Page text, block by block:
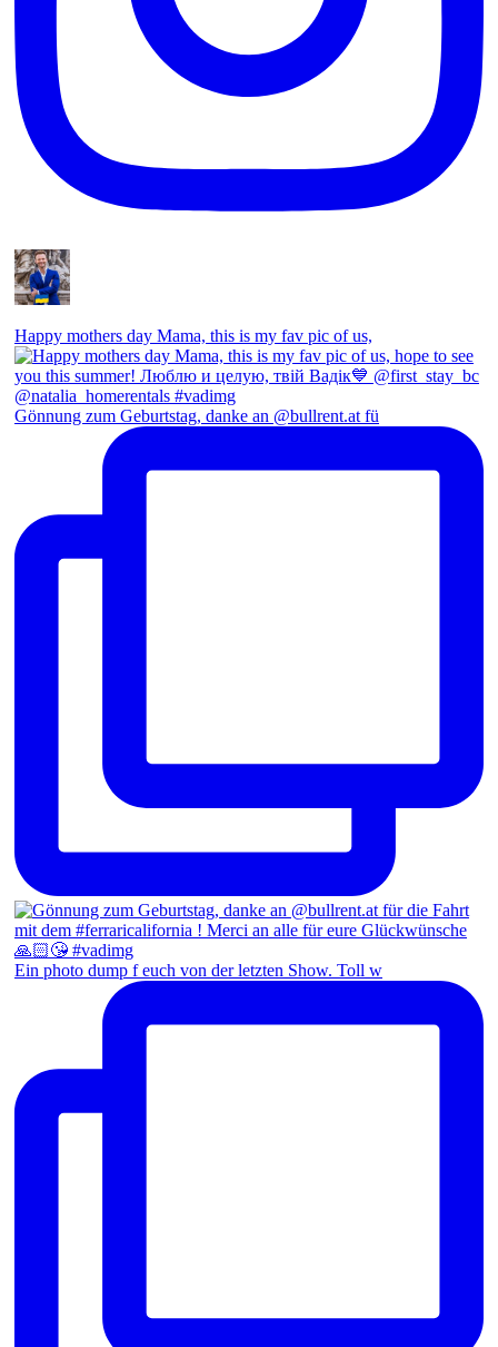
Happy mothers day Mama, this is my fav pic of us,
Gönnung zum Geburtstag, danke an @bullrent.at fü
Ein photo dump f euch von der letzten Show. Toll w